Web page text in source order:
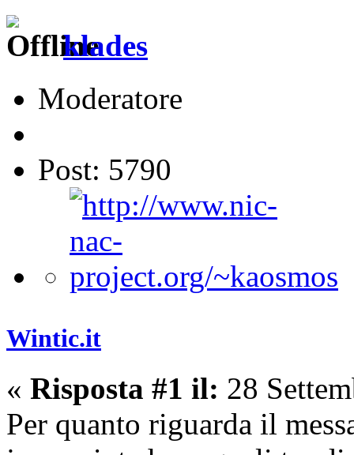
klades
Moderatore
Post: 5790
Wintic.it
« Risposta #1 il: 28
Per quanto riguarda il